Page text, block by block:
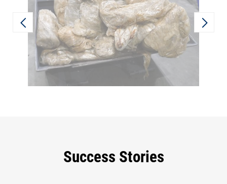
Success Stories